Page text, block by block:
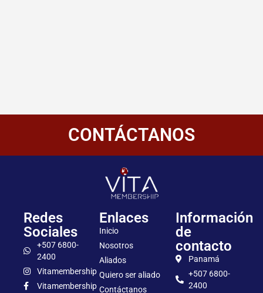
CONTÁCTANOS
Redes
Sociales
+507 6800-
2400
Vitamembership
Vitamembership
Enlaces
Inicio
Nosotros
Aliados
Quiero ser aliado
Contáctanos
Información
de
contacto
Panamá
+507 6800-
2400